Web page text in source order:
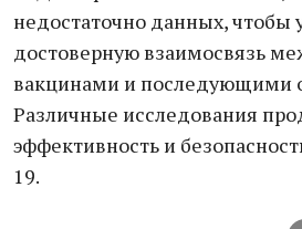
недостаточно данных, чтобы
достоверную взаимосвязь
вакцинами и последующими
Различные исследования
эффективность и
19.